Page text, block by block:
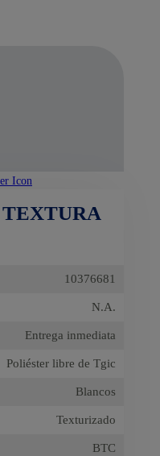
10376681
N.A.
Entrega inmediata
Poliéster libre de Tgic
Blancos
Texturizado
BTC